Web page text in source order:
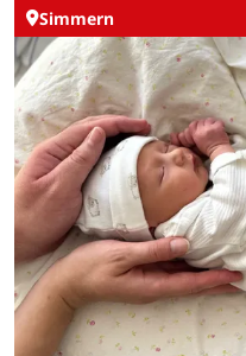
Simmern